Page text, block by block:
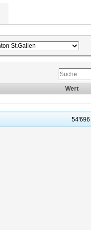
Wert
54'696